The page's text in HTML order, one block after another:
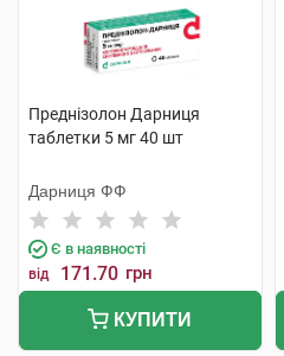
Преднізолон Дарниця
таблетки 5 мг 40 шт
Дарниця ФФ
Є в наявності
від 171.70 грн
КУПИТИ